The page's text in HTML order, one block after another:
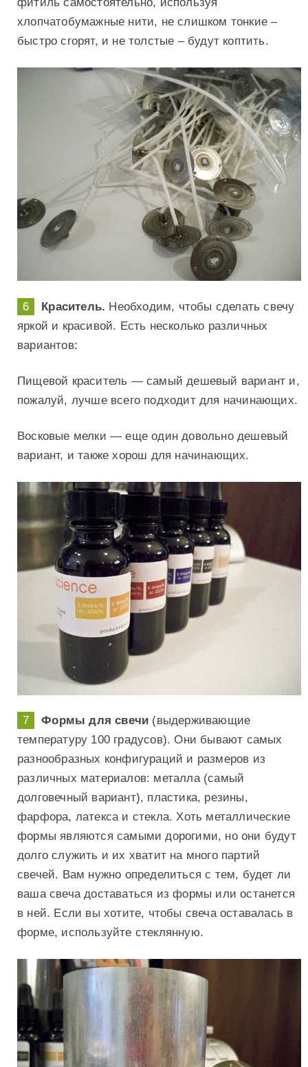
фитиль самостоятельно, используя
хлопчатобумажные нити, не слишком тонкие –
быстро сгорят, и не толстые – будут коптить.
Краситель. Необходим, чтобы сделать свечу
яркой и красивой. Есть несколько различных
вариантов:
Пищевой краситель — самый дешевый вариант и,
пожалуй, лучше всего подходит для начинающих.
Восковые мелки — еще один довольно дешевый
вариант, и также хорош для начинающих.
Формы для свечи (выдерживающие
температуру 100 градусов). Они бывают самых
разнообразных конфигураций и размеров из
различных материалов: металла (самый
долговечный вариант), пластика, резины,
фарфора, латекса и стекла. Хоть металлические
формы являются самыми дорогими, но они будут
долго служить и их хватит на много партий
свечей. Вам нужно определиться с тем, будет ли
ваша свеча доставаться из формы или останется
в ней. Если вы хотите, чтобы свеча оставалась в
форме, используйте стеклянную.